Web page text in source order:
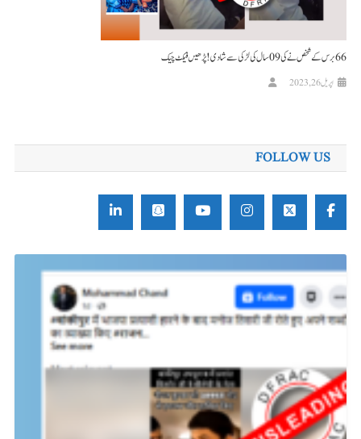
66 برس کے شخص نے کی 09 سال کی لڑکی سے شادی! پڑھیں فیکٹ چیک
اپریل 26, 2023
FOLLOW US